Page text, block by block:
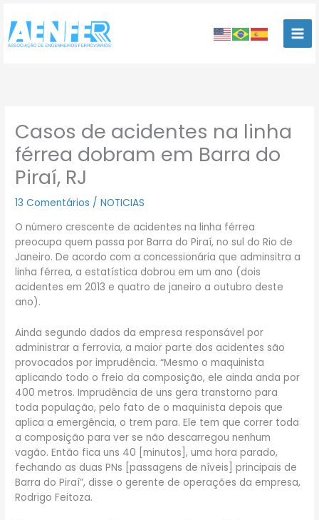
para
conteúdo
Casos de acidentes na linha
férrea dobram em Barra do
Piraí, RJ
13 Comentários /NOTICIAS
O número crescente de acidentes na linha férrea
preocupa quem passa por Barra do Piraí, no sul do Rio de
Janeiro. De acordo com a concessionária que adminsitra a
linha férrea, a estatística dobrou em um ano (dois
acidentes em 2013 e quatro de janeiro a outubro deste
ano).
Ainda segundo dados da empresa responsável por
administrar a ferrovia, a maior parte dos acidentes são
provocados por imprudência. “Mesmo o maquinista
aplicando todo o freio da composição, ele ainda anda por
400 metros. Imprudência de uns gera transtorno para
toda população, pelo fato de o maquinista depois que
aplica a emergência, o trem para. Ele tem que correr toda
a composição para ver se não descarregou nenhum
vagão. Então fica uns 40 [minutos], uma hora parado,
fechando as duas PNs [passagens de níveis] principais de
Barra do Piraí”, disse o gerente de operações da empresa,
Rodrigo Feitoza.